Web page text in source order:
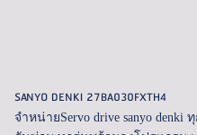
SANYO DENKI 27BA030FXTH4
จำหน่ายServo drive sanyo